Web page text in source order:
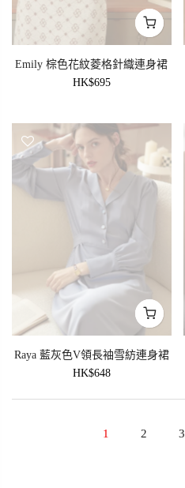
Emily 棕色花紋菱格針織連身裙
HK$695
Raya 藍灰色V領長袖雪紡連身裙
HK$648
1 2 3